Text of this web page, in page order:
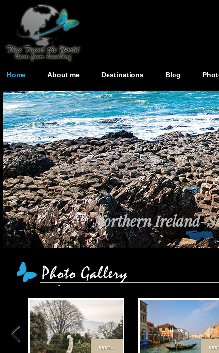
Home About me Destinations Blog
Northern Ireland-
more...